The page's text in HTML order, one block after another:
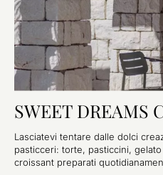
SWEET DREAMS
Lasciatevi tentare dalle dolci
pasticceri: torte, pasticcini,
croissant preparati